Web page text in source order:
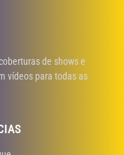
de shows e
vídeos para todas as